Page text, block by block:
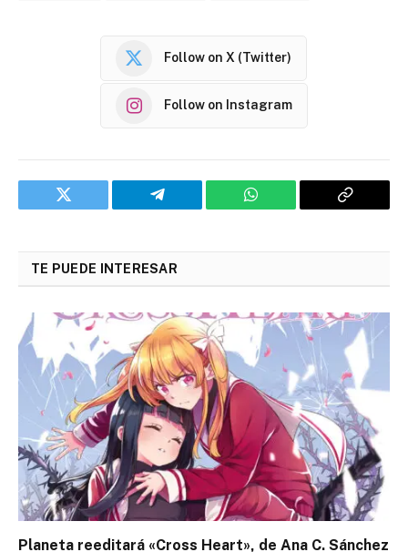
Follow on X (Twitter)
Follow on Instagram
Twitter Telegram WhatsApp
Copy
TE PUEDE INTERESAR
Planeta reeditará «Cross Heart», de Ana C. Sánchez